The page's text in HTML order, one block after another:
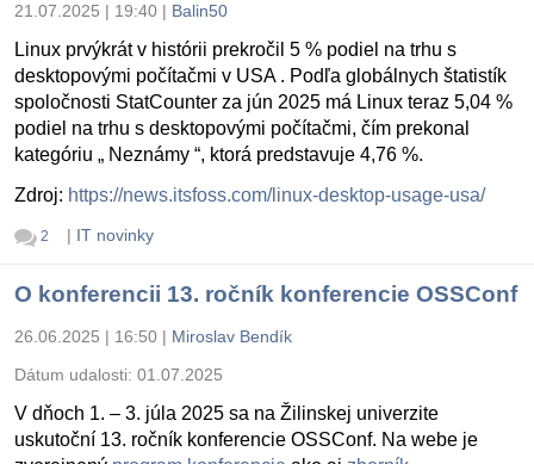
21.07.2025 | 19:40 | Balin50
Linux prvýkrát v histórii prekročil 5 % podiel na trhu s
desktopovými počítačmi v USA . Podľa globálnych štatistík
spoločnosti StatCounter za jún 2025 má Linux teraz 5,04 %
podiel na trhu s desktopovými počítačmi, čím prekonal
kategóriu „ Neznámy “, ktorá predstavuje 4,76 %.
Zdroj: https://news.itsfoss.com/linux-desktop-usage-usa/
2 | IT novinky
O konferencii 13. ročník konferencie OSSConf
26.06.2025 | 16:50 | Miroslav Bendík
Dátum udalosti: 01.07.2025
V dňoch 1. – 3. júla 2025 sa na Žilinskej univerzite
uskutoční 13. ročník konferencie OSSConf. Na webe je